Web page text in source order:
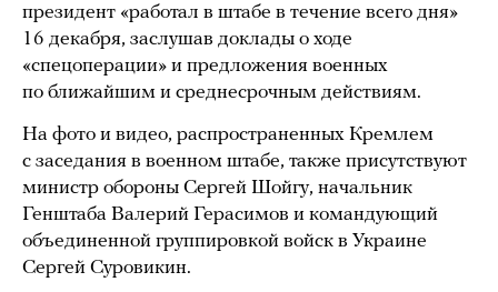
президент «работал в штабе в течение всего дня»
16 декабря, заслушав доклады о ходе
«спецоперации» и предложения военных
по ближайшим и среднесрочным действиям.
На фото и видео, распространенных Кремлем
с заседания в военном штабе, также присутствуют
министр обороны Сергей Шойгу, начальник
Генштаба Валерий Герасимов и командующий
объединенной группировкой войск в Украине
Сергей Суровикин.